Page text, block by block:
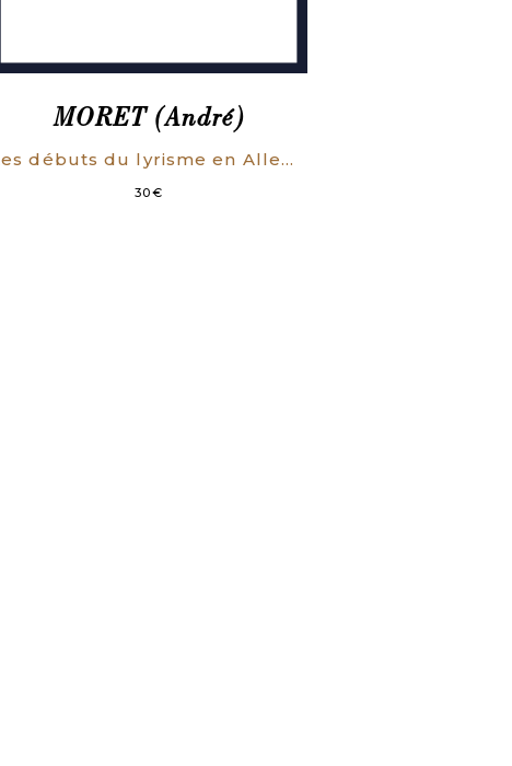
MORET (André)
Les débuts du lyrisme en Allemagne (des origines à 1350).
30€